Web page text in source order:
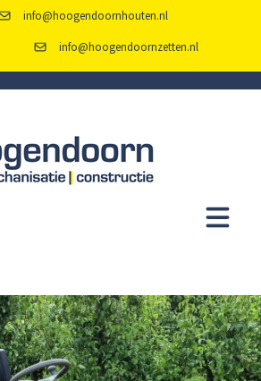
info@hoogendoornhouten.nl
info@hoogendoornzetten.nl